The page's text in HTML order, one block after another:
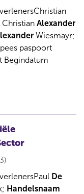
Christian Alexander
Wiesmayr;
paspoort
Begindatum
De
Handelsnaam